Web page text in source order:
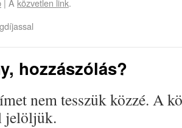
| A közvetlen link.
hozzászólás?
nem tesszük közzé. A
jelöljük.